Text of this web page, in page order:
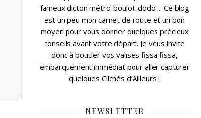
fameux dicton métro-boulot-dodo ... Ce blog
est un peu mon carnet de route et un bon
moyen pour vous donner quelques précieux
conseils avant votre départ. Je vous invite
donc à boucler vos valises fissa fissa,
embarquement immédiat pour aller capturer
quelques Clichés d’Ailleurs !
NEWSLETTER